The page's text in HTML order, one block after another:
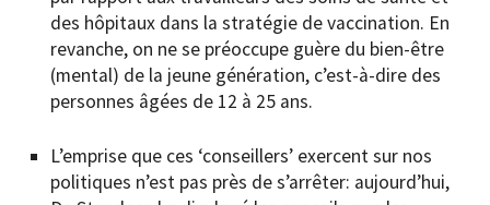
des hôpitaux dans la stratégie de vaccination. En
revanche, on ne se préoccupe guère du bien-être
(mental) de la jeune génération, c’est-à-dire des
personnes âgées de 12 à 25 ans.
L’emprise que ces ‘conseillers’ exercent sur nos
politiques n’est pas près de s’arrêter: aujourd’hui,